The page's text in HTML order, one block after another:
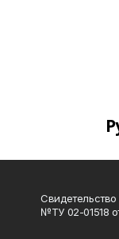
№ТУ 02-01518